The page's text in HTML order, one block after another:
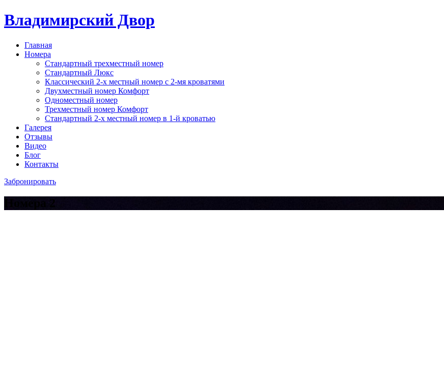
Владимирский Двор
Главная
Номера
Стандартный трехместный номер
Стандартный Люкс
Классический 2-х местный номер с 2-мя кроватями
Двухместный номер Комфорт
Одноместный номер
Трехместный номер Комфорт
Стандартный 2-х местный номер в 1-й кроватью
Галерея
Отзывы
Видео
Блог
Контакты
Забронировать
Номера 2